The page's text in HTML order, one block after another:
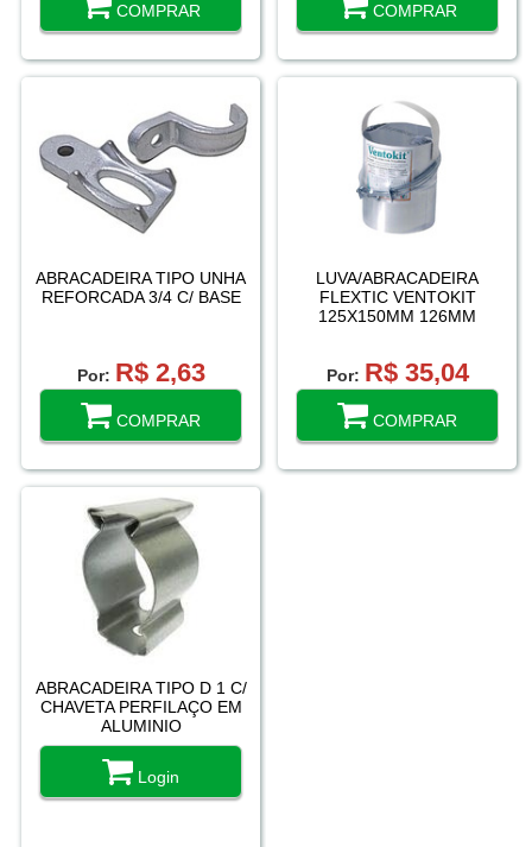
COMPRAR COMPRAR
ABRACADEIRA TIPO UNHA
REFORCADA 3/4 C/ BASE
Por: R$ 2,63
COMPRAR
LUVA/ABRACADEIRA
FLEXTIC VENTOKIT
125X150MM 126MM
Por: R$ 35,04
COMPRAR
ABRACADEIRA TIPO D 1 C/
CHAVETA PERFILAÇO EM
ALUMINIO
Login